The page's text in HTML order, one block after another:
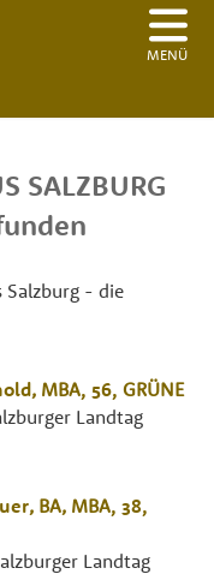
MENÜ
SALZBURG
Salzburg - die
, MBA, 56, GRÜNE
Landtag
, BA, MBA, 38,
Landtag